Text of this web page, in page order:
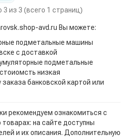
3 из 3 (всего 1 страниц)
avd.ru Вы можете:
подметальные машины
с доставкой
подметальные
низкая
банковской картой или
рекомендуем ознакомиться с
на сайте доступны
и их описания. Дополнительную